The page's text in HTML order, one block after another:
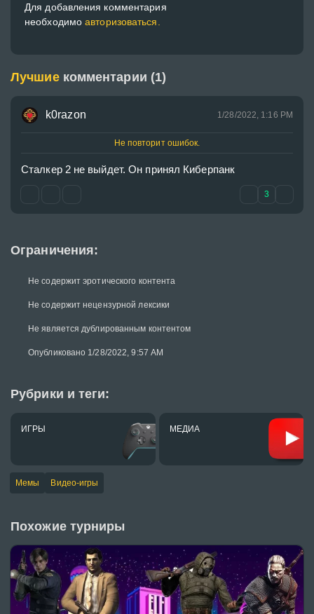
Ограничения:
Не содержит эротического контента
Не содержит нецензурной лексики
Не является дублированным контентом
Опубликовано 1/28/2022, 9:57 AM
Рубрики и теги:
ИГРЫ МЕДИА
Мемы Видео-игры
Для добавления комментария
необходимоавторизоваться.
Лучшие комментарии (1)
k0razon 1/28/2022, 1:16 PM
Не повторит ошибок.
Сталкер 2 не выйдет. Он принял Киберпанк
3
Похожие турниры